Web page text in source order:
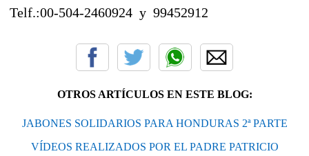
Telf.:00-504-2460924 y 99452912
OTROS ARTÍCULOS EN ESTE BLOG:
JABONES SOLIDARIOS PARA HONDURAS 2ª PARTE
VÍDEOS REALIZADOS POR EL PADRE PATRICIO